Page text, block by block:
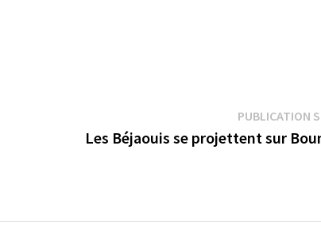
PUBLICATION
Les Béjaouis se projettent sur